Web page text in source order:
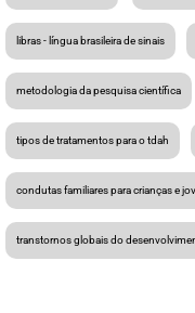
libras - língua brasileira de sinais
metodologia da pesquisa científica
tipos de tratamentos para o tdah
condutas familiares para crianças e
transtornos globais do